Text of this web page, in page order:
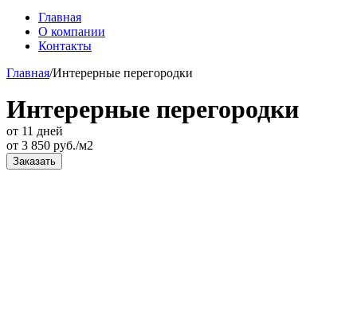
Главная
О компании
Контакты
Главная/Интерерные перегородки
Интерерные перегородки
от 11 дней
от 3 850 руб./м2
Заказать